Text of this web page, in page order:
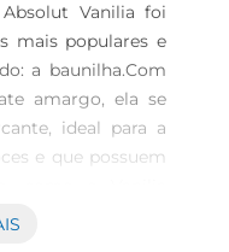
Vanilia foi
mais populares e
a baunilha.Com
amargo, ela se
ideal para a
e que possuem
os demais